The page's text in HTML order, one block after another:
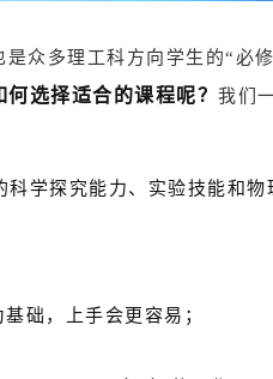
众多理工科方向学生的“必修
选择适合的课程呢？ 我们
学探究能力、实验技能和物
础，上手会更容易；